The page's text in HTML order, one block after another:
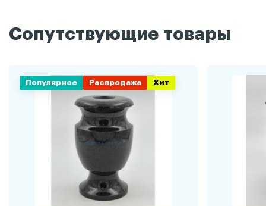
Сопутствующие товары
Популярное Распродажа Хит